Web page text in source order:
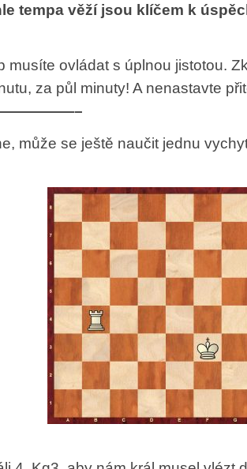
tempa věží jsou klíčem k
musíte ovládat s úplnou jistotou.
za půl minuty! A nenastavte
může se ještě naučit jednu